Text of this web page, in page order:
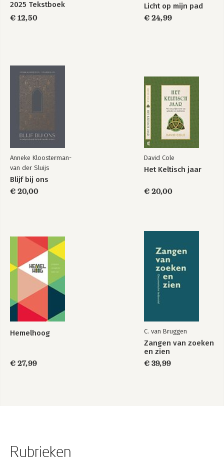
2025 Tekstboek
€ 12,50
Licht op mijn pad
€ 24,99
Anneke Kloosterman-
van der Sluijs
Blijf bij ons
€ 20,00
David Cole
Het Keltisch jaar
€ 20,00
Hemelhoog
€ 27,99
C. van Bruggen
Zangen van zoeken
en zien
€ 39,99
Rubrieken